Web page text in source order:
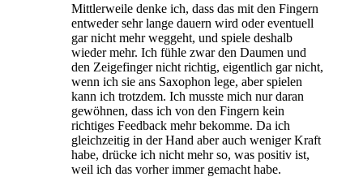
Mittlerweile denke ich, dass das mit den Fingern
entweder sehr lange dauern wird oder eventuell
gar nicht mehr weggeht, und spiele deshalb
wieder mehr. Ich fühle zwar den Daumen und
den Zeigefinger nicht richtig, eigentlich gar nicht,
wenn ich sie ans Saxophon lege, aber spielen
kann ich trotzdem. Ich musste mich nur daran
gewöhnen, dass ich von den Fingern kein
richtiges Feedback mehr bekomme. Da ich
gleichzeitig in der Hand aber auch weniger Kraft
habe, drücke ich nicht mehr so, was positiv ist,
weil ich das vorher immer gemacht habe.